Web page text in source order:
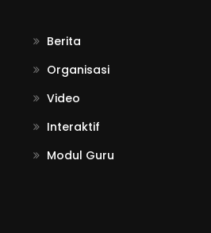
Berita
Organisasi
Video
Interaktif
Modul Guru